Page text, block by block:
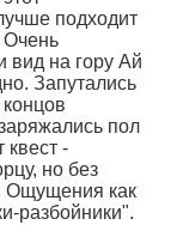
подходит
Очень
вид на гору Ай
Запутались
пол
квест -
но без
Ощущения как
разбойники".